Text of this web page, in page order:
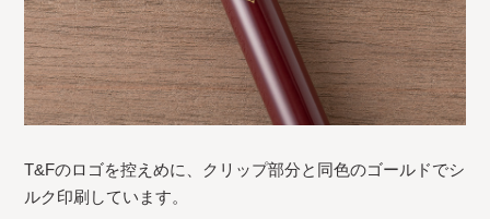
T&Fのロゴを控えめに、クリップ部分と同色のゴールドでシ
ルク印刷しています。